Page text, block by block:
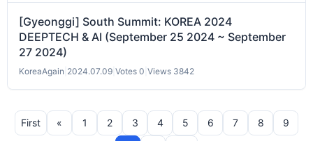
[Gyeonggi] South Summit: KOREA 2024
DEEPTECH & AI (September 25 2024 ~ September
27 2024)
KoreaAgain 2024.07.09 Votes 0 Views 3842
First « 1 2 3 4 5 6 7 8 9